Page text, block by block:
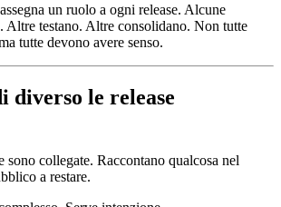
un ruolo a ogni release. Alcune
Altre testano. Altre consolidano. Non tutte
tutte devono avere senso.
diverso le release
sono collegate. Raccontano qualcosa nel
a restare.